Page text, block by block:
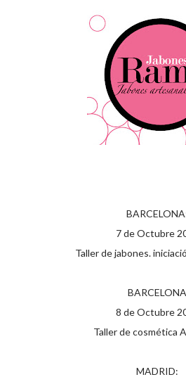
7 de Octubre
Taller de jabones.
BARCELONA
8 de Octubre
Taller de cosmética
MADRID: